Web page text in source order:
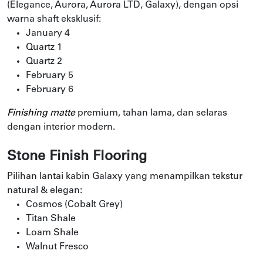
(Elegance, Aurora, Aurora LTD, Galaxy), dengan opsi
warna shaft eksklusif:
January 4
Quartz 1
Quartz 2
February 5
February 6
Finishing mattepremium, tahan lama, dan selaras
dengan interior modern.
Stone Finish Flooring
Pilihan lantai kabin Galaxy yang menampilkan tekstur
natural & elegan:
Cosmos (Cobalt Grey)
Titan Shale
Loam Shale
Walnut Fresco